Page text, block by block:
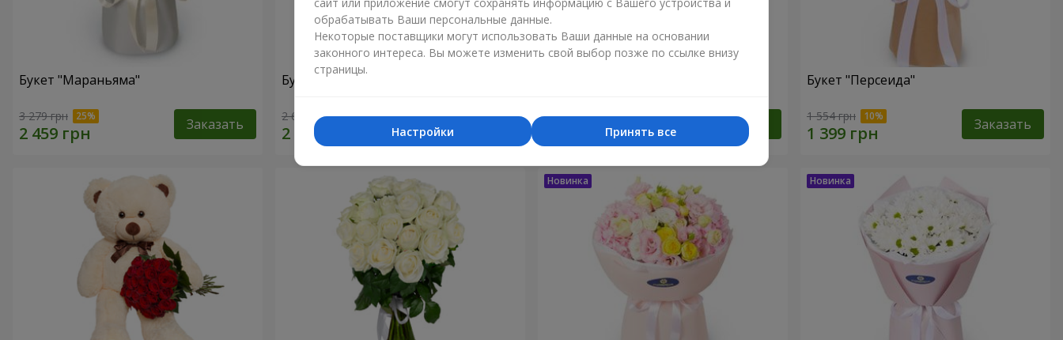
Букет "Мараньяма"
3 279 грн Заказать
Букет "Сказка моей жизни"
2 621 грн 2 212 грн Заказать
Букет "Персеида"
1 554 грн Заказать
обрабатывать Ваши персональные данные.
Некоторые поставщики могут использовать Ваши данные на основании
законного интереса. Вы можете изменить свой выбор позже по ссылке внизу
страницы.
Принять все
Настройки